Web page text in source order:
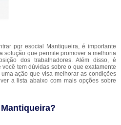
pgr esocial Mantiqueira, é importante
solução que permite promover a melhoria
dos trabalhadores. Além disso, é
tem dúvidas sobre o que exatamente
ação que visa melhorar as condições
a lista abaixo com mais opções sobre